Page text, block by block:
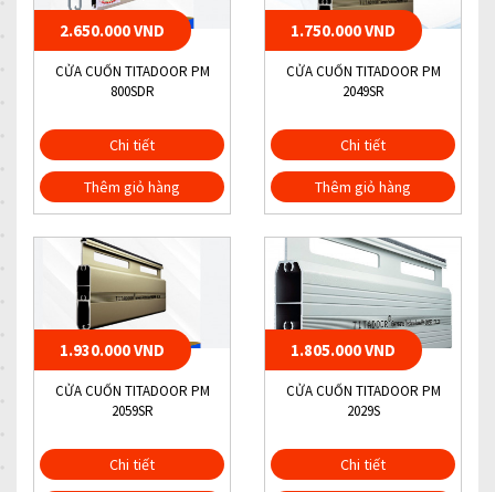
2.650.000 VND
CỬA CUỐN TITADOOR PM
800SDR
Chi tiết
Thêm giỏ hàng
1.750.000 VND
CỬA CUỐN TITADOOR PM
2049SR
Chi tiết
Thêm giỏ hàng
1.930.000 VND
CỬA CUỐN TITADOOR PM
2059SR
Chi tiết
1.805.000 VND
CỬA CUỐN TITADOOR PM
2029S
Chi tiết